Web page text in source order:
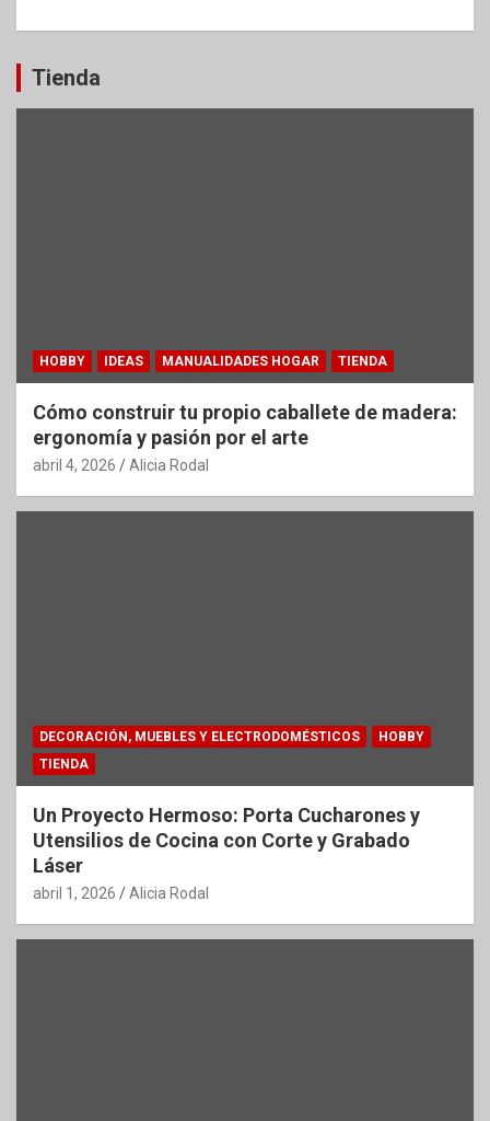
Tienda
HOBBY IDEAS MANUALIDADES HOGAR TIENDA
Cómo construir tu propio caballete de madera:
ergonomía y pasión por el arte
abril 4, 2026 Alicia Rodal
DECORACIÓN, MUEBLES Y ELECTRODOMÉSTICOS
HOBBY
TIENDA
Un Proyecto Hermoso: Porta Cucharones y
Utensilios de Cocina con Corte y Grabado
Láser
abril 1, 2026 Alicia Rodal